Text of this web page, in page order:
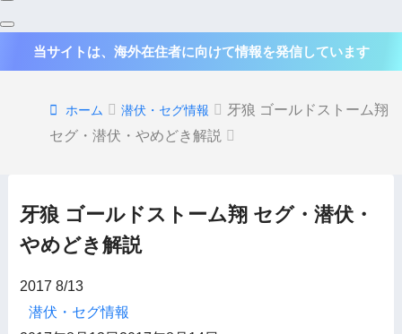
当サイトは、海外在住者に向けて情報を発信しています
ホーム 潜伏・セグ情報
牙狼 ゴールドストーム翔
セグ・潜伏・やめどき解説
牙狼 ゴールドストーム翔 セグ・潜伏・
やめどき解説
2017 8/13
潜伏・セグ情報